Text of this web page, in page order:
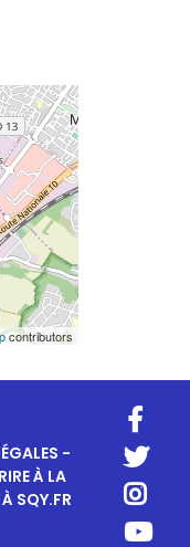
contributors
-
À LA
SQY.FR